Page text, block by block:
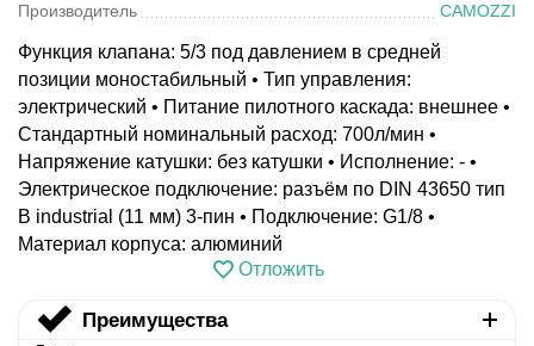
Производитель
CAMOZZI
Функция клапана: 5/3 под давлением в средней
позиции моностабильный • Тип управления:
электрический • Питание пилотного каскада: внешнее •
Стандартный номинальный расход: 700л/мин •
Напряжение катушки: без катушки • Исполнение: - •
Электрическое подключение: разъём по DIN 43650 тип
B industrial (11 мм) 3-пин • Подключение: G1/8 •
Материал корпуса: алюминий
Отложить
Преимущества